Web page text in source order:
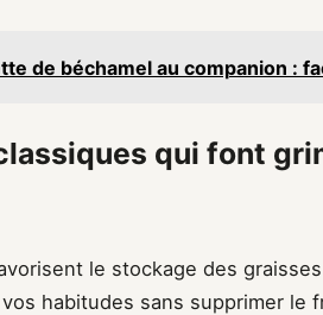
de béchamel au companion :
qui font
le stockage des
habitudes sans supprimer le